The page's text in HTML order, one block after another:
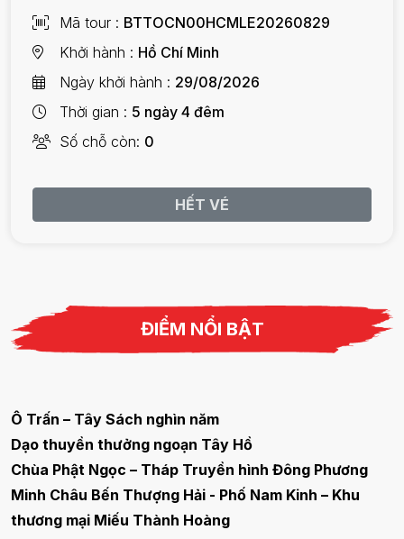
Mã tour
BTTOCN00HCMLE20260829
Khởi hành
Hồ Chí Minh
Ngày khởi hành
29/08/2026
Thời gian
5 ngày 4 đêm
Số chỗ còn 0
HẾT VÉ
ĐIỂM NỔI BẬT
Ô Trấn – Tây Sách nghìn năm
Dạo thuyền thưởng ngoạn Tây Hồ
Chùa Phật Ngọc – Tháp Truyền hình Đông Phương
Minh Châu Bến Thượng Hải - Phố Nam Kinh – Khu
thương mại Miếu Thành Hoàng